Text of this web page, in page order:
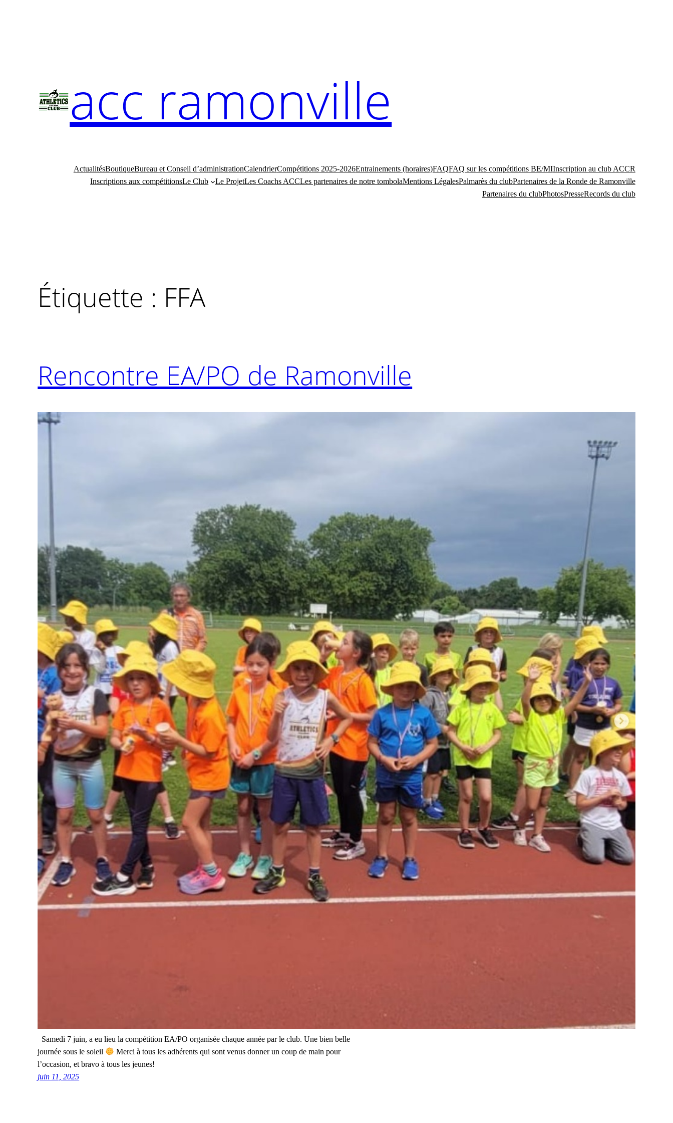
acc ramonville
ActualitésBoutiqueBureau et Conseil d’administrationCalendrierCompétitions 2025-2026Entrainements (horaires)FAQFAQ sur les compétitions BE/MIInscription au club ACCR
Inscriptions aux compétitionsLe Club Le ProjetLes Coachs ACCLes partenaires de notre tombolaMentions LégalesPalmarès du clubPartenaires de la Ronde de Ramonville
Partenaires du clubPhotosPresseRecords du club
Étiquette : FFA
Rencontre EA/PO de Ramonville
Samedi 7 juin, a eu lieu la compétition EA/PO organisée chaque année par le club. Une bien belle
journée sous le soleil
Merci à tous les adhérents qui sont venus donner un coup de main pour
l’occasion, et bravo à tous les jeunes!
juin 11, 2025